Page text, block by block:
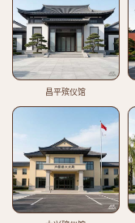
昌平殡仪馆